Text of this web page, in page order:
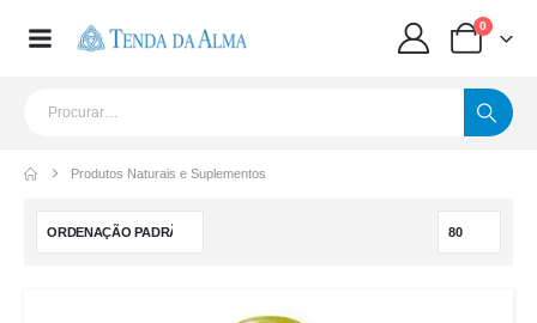
0
Produtos Naturais e Suplementos